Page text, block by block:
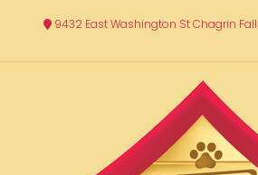
9432 East Washington St Chagrin